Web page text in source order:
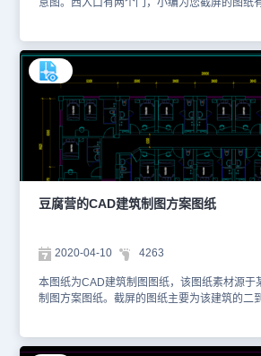
意图。西入口有两个门，小编为您截屏的图纸
图王网页版进行观看，或者也可以访问浩辰
CAD的资料。本图纸仅用于学习资料，切勿
豆腐营的CAD建筑制图方案图纸
2020-04-10 4263
本图纸为CAD建筑制图图纸，该图纸素材源于
制图方案图纸。截屏的图纸主要为该建筑的二
官网了解更多有关CAD的资料。本图纸仅用于